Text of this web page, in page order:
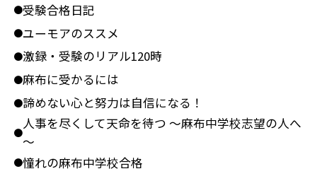
●受験合格日記
●ユーモアのススメ
●激録・受験のリアル120時
●麻布に受かるには
●諦めない心と努力は自信になる！
●
人事を尽くして天命を待つ ～麻布中学校志望の人へ
～
●憧れの麻布中学校合格